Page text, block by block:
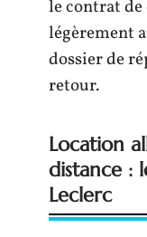
le contrat
légèrement
dossier de
retour.
Location
distance :
Leclerc